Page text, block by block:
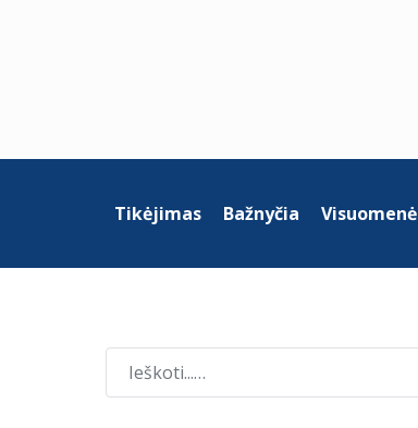
Tikėjimas Bažnyčia Visuomenė
Paieška